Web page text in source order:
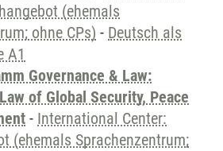
(ehemals
ohne CPs) - Deutsch als
A1
Governance & Law:
of Global Security, Peace
- International Center:
(ehemals Sprachenzentrum;